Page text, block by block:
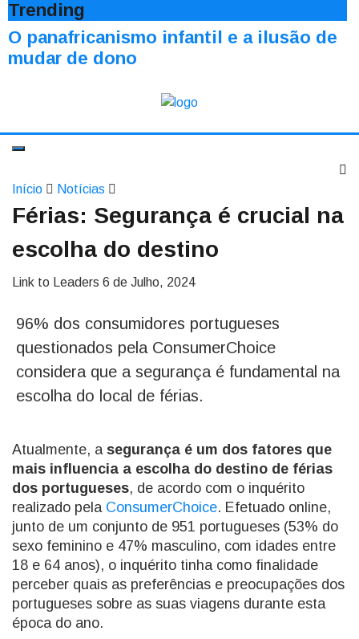
Trending
O panafricanismo infantil e a ilusão de
mudar de dono
Início Notícias
Férias: Segurança é crucial na
escolha do destino
Link to Leaders 6 de Julho, 2024
96% dos consumidores portugueses
questionados pela ConsumerChoice
considera que a segurança é fundamental na
escolha do local de férias.
Atualmente, asegurança é um dos fatores que
mais influencia a escolha do destino de férias
dos portugueses, de acordo com o inquérito
realizado pela ConsumerChoice. Efetuado online,
junto de um conjunto de 951 portugueses (53% do
sexo feminino e 47% masculino, com idades entre
18 e 64 anos), o inquérito tinha como finalidade
perceber quais as preferências e preocupações dos
portugueses sobre as suas viagens durante esta
época do ano.